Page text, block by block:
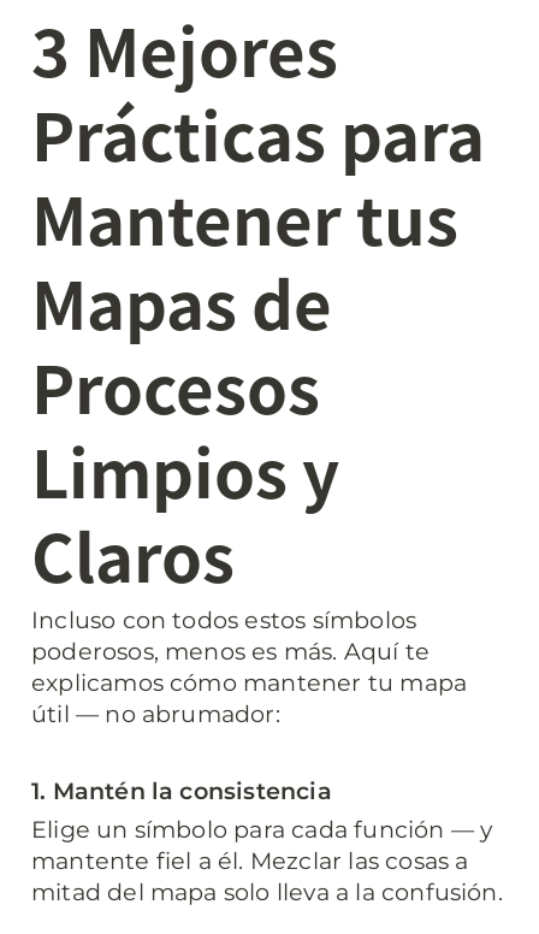
3 Mejores
Prácticas para
Mantener tus
Mapas de
Procesos
Limpios y
Claros
Incluso con todos estos símbolos
poderosos, menos es más. Aquí te
explicamos cómo mantener tu mapa
útil — no abrumador:
1. Mantén la consistencia
Elige un símbolo para cada función — y
mantente fiel a él. Mezclar las cosas a
mitad del mapa solo lleva a la confusión.